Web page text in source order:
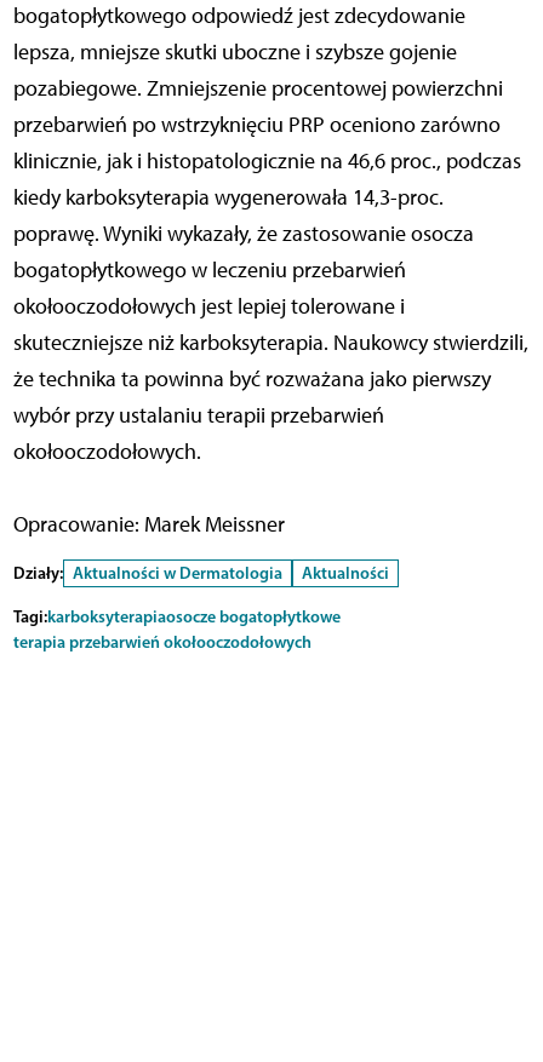
bogatopłytkowego odpowiedź jest zdecydowanie
lepsza, mniejsze skutki uboczne i szybsze gojenie
pozabiegowe. Zmniejszenie procentowej powierzchni
przebarwień po wstrzyknięciu PRP oceniono zarówno
klinicznie, jak i histopatologicznie na 46,6 proc., podczas
kiedy karboksyterapia wygenerowała 14,3-proc.
poprawę. Wyniki wykazały, że zastosowanie osocza
bogatopłytkowego w leczeniu przebarwień
okołooczodołowych jest lepiej tolerowane i
skuteczniejsze niż karboksyterapia. Naukowcy stwierdzili,
że technika ta powinna być rozważana jako pierwszy
wybór przy ustalaniu terapii przebarwień
okołooczodołowych.
Opracowanie: Marek Meissner
Działy: Aktualności w Dermatologia
Aktualności
Tagi:karboksyterapiaosocze bogatopłytkowe
terapia przebarwień okołooczodołowych